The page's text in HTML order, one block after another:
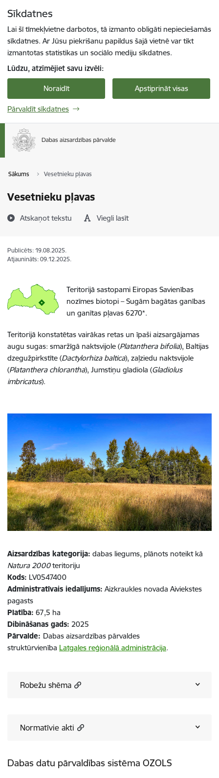
Sīkdatnes
Lai šī tīmekļvietne darbotos, tā izmanto obligāti nepieciešamās
sīkdatnes. Ar Jūsu piekrišanu papildus šajā vietnē var tikt
izmantotas statistikas un sociālo mediju sīkdatnes.
Lūdzu, atzīmējiet savu izvēli:
Noraidīt Apstiprināt visas
Pārvaldīt sīkdatnes
Sākums Vesetnieku pļavas
Vesetnieku pļavas
Atskaņot tekstu Viegli lasīt
Publicēts: 19.08.2025.
Atjaunināts: 09.12.2025.
Teritorijā sastopami Eiropas Savienības
nozīmes biotopi – Sugām bagātas ganības
un ganītas pļavas 6270*.
Teritorijā konstatētas vairākas retas un īpaši aizsargājamas
augu sugas: smaržīgā naktsvijole (Platanthera bifolia), Baltijas
dzegužpirkstīte (Dactylorhiza baltica), zaļziedu naktsvijole
(Platanthera chlorantha), Jumstiņu gladiola (Gladiolus
imbricatus).
Aizsardzības kategorija: dabas liegums, plānots noteikt kā
Natura 2000teritoriju
Kods: LV0547400
Administratīvais iedalījums: Aizkraukles novada Aiviekstes
pagasts
Platība: 67,5 ha
Dibināšanas gads: 2025
Pārvalde: Dabas aizsardzības pārvaldes
struktūrvienība Latgales reģionālā administrācija.
Robežu shēma
Normatīvie akti
Dabas datu pārvaldības sistēma OZOLS